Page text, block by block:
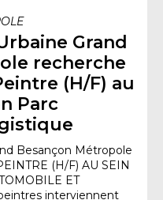
Grand
recherche
(H/F) au
Parc
Besançon Métropole
(H/F) AU SEIN
ET
interviennent